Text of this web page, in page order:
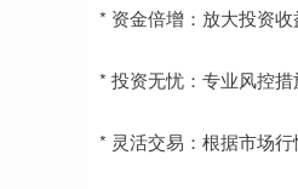
* 资金倍增：放大投资收
* 投资无忧：专业风控措
* 灵活交易：根据市场行